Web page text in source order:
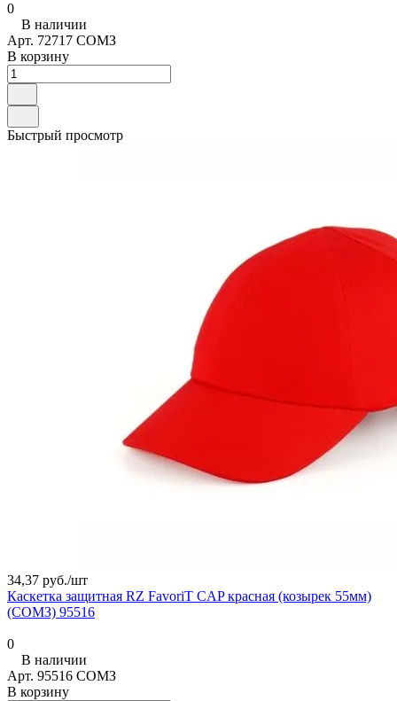
0
В наличии
Арт. 72717 СОМЗ
В корзину
Быстрый просмотр
34,37 руб./шт
Каскетка защитная RZ FavoriT CAP красная (козырек 55мм)
(СОМЗ) 95516
0
В наличии
Арт. 95516 СОМЗ
В корзину